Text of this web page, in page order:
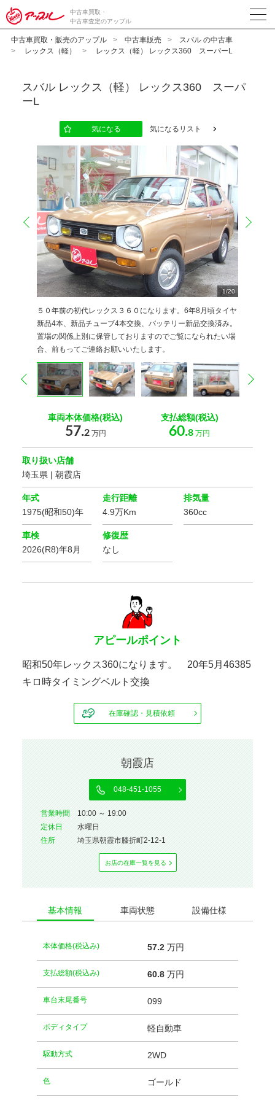
中古車買取・
中古車査定のアップル
中古車買取・販売のアップル 中古車販売
スバル の中古車
レックス（軽）
レックス（軽） レックス360 スーパーL
スバル レックス（軽） レックス360 スーパ
ーL
気になる 気になるリスト
1/20
５０年前の初代レックス３６０になります。6年8月頃タイヤ
新品4本、新品チューブ4本交換、バッテリー新品交換済み。
置場の関係上別に保管しておりますのでご覧になられたい場
合、前もってご連絡お願いいたします。
2 20
3 20
4 20
5 20
6 20
7 20
8 20
9 20
10 2
0
11 2
0
12 2
0
13 2
0
14 2
0
15 2
0
16 2
0
17 2
0
18 2
0
19 2
0
20 2
0
prev
prev
車両本体価格(税込)
57.2万円
支払総額(税込)
60.8 万円
取り扱い店舗
埼玉県 | 朝霞店
年式
1975(昭和50)年
走行距離
4.9万Km
排気量
360cc
車検
2026(R8)年8月
修復歴
なし
アピールポイント
昭和50年レックス360になります。 20年5月46385
キロ時タイミングベルト交換
在庫確認・見積依頼
朝霞店
048-451-1055
営業時間
10:00 ～ 19:00
定休⽇
水曜日
住所
埼玉県朝霞市膝折町2-12-1
お店の在庫⼀覧を⾒る
基本情報 車両状態 設備仕様
本体価格(税込み) 57.2万円
支払総額(税込み) 60.8万円
車台末尾番号 099
ボディタイプ 軽自動車
駆動方式 2WD
⾊ ゴールド